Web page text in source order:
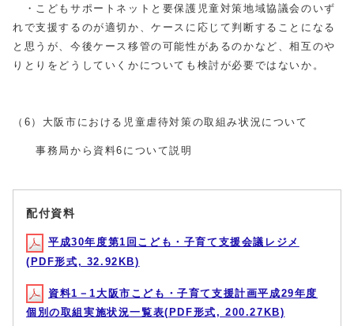
・こどもサポートネットと要保護児童対策地域協議会のいず
れで支援するのが適切か、ケースに応じて判断することになる
と思うが、今後ケース移管の可能性があるのかなど、相互のや
りとりをどうしていくかについても検討が必要ではないか。
（6）大阪市における児童虐待対策の取組み状況について
事務局から資料6について説明
配付資料
平成30年度第1回こども・子育て支援会議レジメ
(PDF形式, 32.92KB)
資料1－1大阪市こども・子育て支援計画平成29年度
個別の取組実施状況一覧表(PDF形式, 200.27KB)